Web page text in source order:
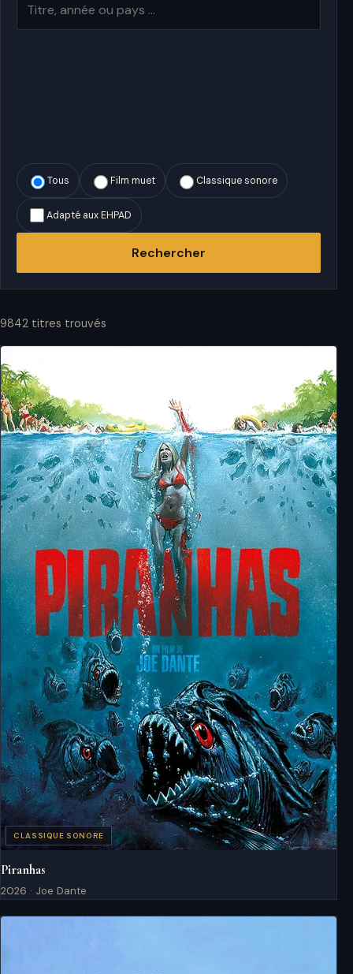
Pas de boutique en ligne — devis de location sur mesure
après vérification
Tous Film muet Classique sonore
Adapté aux EHPAD
Rechercher
9842 titres trouvés
CLASSIQUE SONORE
Piranhas
2026 · Joe Dante